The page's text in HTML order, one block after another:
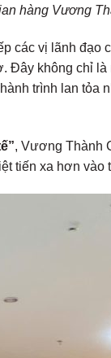
hàng Vương
các vị lãnh đạo
Đây không chỉ
trình lan tỏa
, Vương Thành
tiến xa hơn